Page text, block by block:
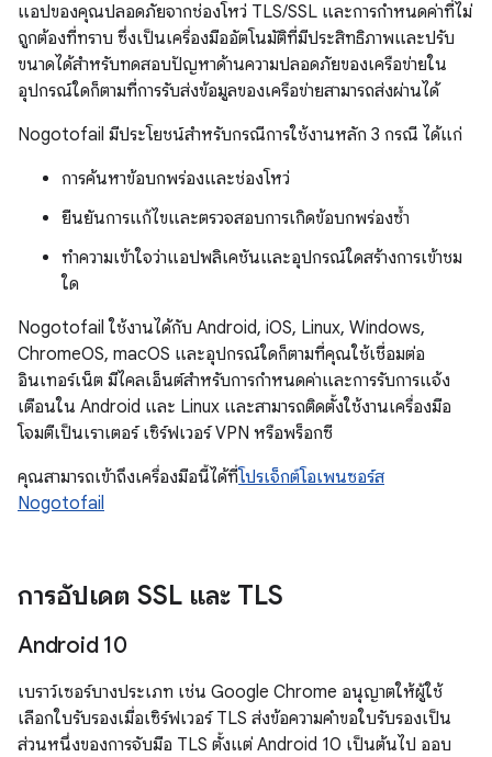
แอปของคุณปลอดภัยจากช่องโหว่ TLS/SSL และการกำหนดค่าที่ไม่
ถูกต้องที่ทราบ ซึ่งเป็นเครื่องมืออัตโนมัติที่มีประสิทธิภาพและปรับ
ขนาดได้สำหรับทดสอบปัญหาด้านความปลอดภัยของเครือข่ายใน
อุปกรณ์ใดก็ตามที่การรับส่งข้อมูลของเครือข่ายสามารถส่งผ่านได้
Nogotofail มีประโยชน์สำหรับกรณีการใช้งานหลัก 3 กรณี ได้แก่
การค้นหาข้อบกพร่องและช่องโหว่
ยืนยันการแก้ไขและตรวจสอบการเกิดข้อบกพร่องซ้ำ
ทำความเข้าใจว่าแอปพลิเคชันและอุปกรณ์ใดสร้างการเข้าชม
ใด
Nogotofail ใช้งานได้กับ Android, iOS, Linux, Windows,
ChromeOS, macOS และอุปกรณ์ใดก็ตามที่คุณใช้เชื่อมต่อ
อินเทอร์เน็ต มีไคลเอ็นต์สําหรับการกําหนดค่าและการรับการแจ้ง
เตือนใน Android และ Linux และสามารถติดตั้งใช้งานเครื่องมือ
โจมตีเป็นเราเตอร์ เซิร์ฟเวอร์ VPN หรือพร็อกซี
คุณสามารถเข้าถึงเครื่องมือนี้ได้ที่โปรเจ็กต์โอเพนซอร์ส
Nogotofail
การอัปเดต SSL และ TLS
Android 10
เบราว์เซอร์บางประเภท เช่น Google Chrome อนุญาตให้ผู้ใช้
เลือกใบรับรองเมื่อเซิร์ฟเวอร์ TLS ส่งข้อความคำขอใบรับรองเป็น
ส่วนหนึ่งของการจับมือ TLS ตั้งแต่ Android 10 เป็นต้นไป ออบ